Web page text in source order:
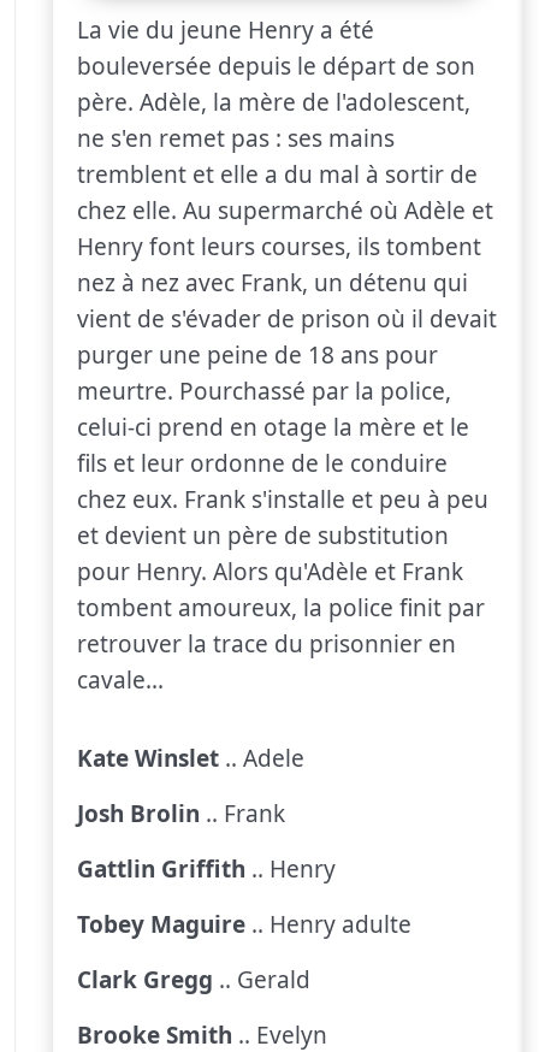
La vie du jeune Henry a été
bouleversée depuis le départ de son
père. Adèle, la mère de l'adolescent,
ne s'en remet pas : ses mains
tremblent et elle a du mal à sortir de
chez elle. Au supermarché où Adèle et
Henry font leurs courses, ils tombent
nez à nez avec Frank, un détenu qui
vient de s'évader de prison où il devait
purger une peine de 18 ans pour
meurtre. Pourchassé par la police,
celui-ci prend en otage la mère et le
fils et leur ordonne de le conduire
chez eux. Frank s'installe et peu à peu
et devient un père de substitution
pour Henry. Alors qu'Adèle et Frank
tombent amoureux, la police finit par
retrouver la trace du prisonnier en
cavale...
Kate Winslet .. Adele
Josh Brolin .. Frank
Gattlin Griffith .. Henry
Tobey Maguire .. Henry adulte
Clark Gregg .. Gerald
Brooke Smith .. Evelyn